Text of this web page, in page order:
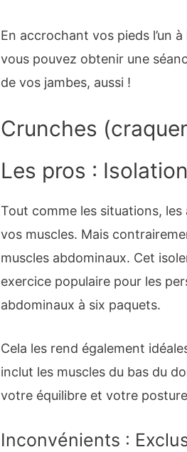
En accrochant vos pieds l’un à
vous pouvez obtenir une
de vos jambes, aussi !
Crunches (
Les pros :
Tout comme les situations,
vos muscles. Mais
muscles abdominaux. Cet
exercice populaire pour les
abdominaux à six paquets.
Cela les rend également
inclut les muscles du bas du
votre équilibre et votre
Inconvénients :